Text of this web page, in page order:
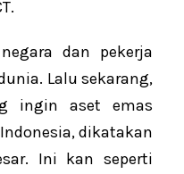
dan pekerja
Lalu sekarang,
ingin aset emas
dikatakan
Ini kan seperti